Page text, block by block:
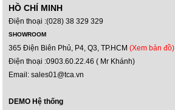
HỒ CHÍ MINH
Điện thoại :(028) 38 329 329
SHOWROOM
365 Điện Biên Phủ, P4, Q3, TP.HCM(Xem bản đồ)
Điện thoại :0903.60.22.46 ( Mr Khánh)
Email: sales01@tca.vn
DEMO Hệ thống